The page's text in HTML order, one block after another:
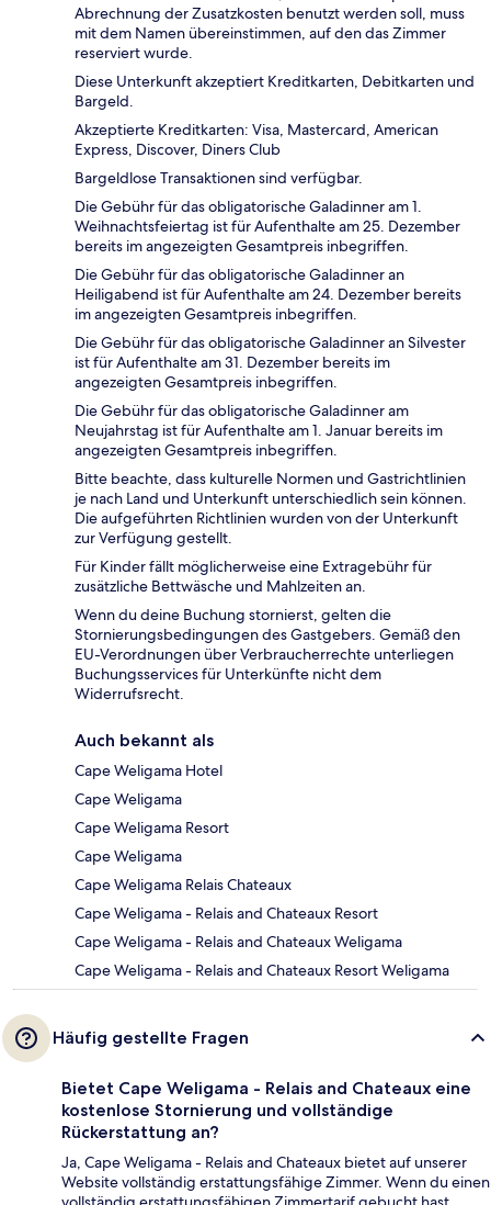
Abrechnung der Zusatzkosten benutzt werden soll, muss
mit dem Namen übereinstimmen, auf den das Zimmer
reserviert wurde.
Diese Unterkunft akzeptiert Kreditkarten, Debitkarten und
Bargeld.
Akzeptierte Kreditkarten: Visa, Mastercard, American
Express, Discover, Diners Club
Bargeldlose Transaktionen sind verfügbar.
Die Gebühr für das obligatorische Galadinner am 1.
Weihnachtsfeiertag ist für Aufenthalte am 25. Dezember
bereits im angezeigten Gesamtpreis inbegriffen.
Die Gebühr für das obligatorische Galadinner an
Heiligabend ist für Aufenthalte am 24. Dezember bereits
im angezeigten Gesamtpreis inbegriffen.
Die Gebühr für das obligatorische Galadinner an Silvester
ist für Aufenthalte am 31. Dezember bereits im
angezeigten Gesamtpreis inbegriffen.
Die Gebühr für das obligatorische Galadinner am
Neujahrstag ist für Aufenthalte am 1. Januar bereits im
angezeigten Gesamtpreis inbegriffen.
Bitte beachte, dass kulturelle Normen und Gastrichtlinien
je nach Land und Unterkunft unterschiedlich sein können.
Die aufgeführten Richtlinien wurden von der Unterkunft
zur Verfügung gestellt.
Für Kinder fällt möglicherweise eine Extragebühr für
zusätzliche Bettwäsche und Mahlzeiten an.
Wenn du deine Buchung stornierst, gelten die
Stornierungsbedingungen des Gastgebers. Gemäß den
EU-Verordnungen über Verbraucherrechte unterliegen
Buchungsservices für Unterkünfte nicht dem
Widerrufsrecht.
Auch bekannt als
Cape Weligama Hotel
Cape Weligama
Cape Weligama Resort
Cape Weligama
Cape Weligama Relais Chateaux
Cape Weligama - Relais and Chateaux Resort
Cape Weligama - Relais and Chateaux Weligama
Cape Weligama - Relais and Chateaux Resort Weligama
Häufig gestellte Fragen
Bietet Cape Weligama - Relais and Chateaux eine
kostenlose Stornierung und vollständige
Rückerstattung an?
Ja, Cape Weligama - Relais and Chateaux bietet auf unserer
Website vollständig erstattungsfähige Zimmer. Wenn du einen